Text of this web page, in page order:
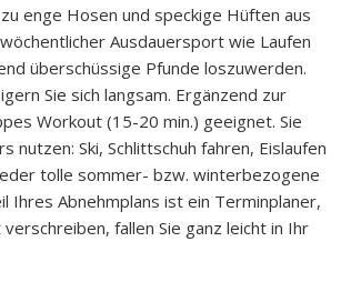
enge Hosen und speckige Hüften aus
Ausdauersport wie Laufen
überschüssige Pfunde loszuwerden.
Sie sich langsam. Ergänzend zur
Workout (15-20 min.) geeignet. Sie
Ski, Schlittschuh fahren, Eislaufen
tolle sommer- bzw. winterbezogene
Ihres Abnehmplans ist ein Terminplaner,
fallen Sie ganz leicht in Ihr